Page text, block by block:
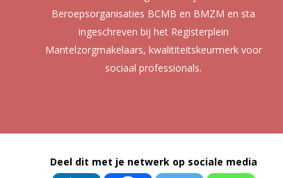
Beroepsorganisaties BCMB en BMZM en sta
ingeschreven bij het Registerplein
Mantelzorgmakelaars, kwalititeitskeurmerk voor
sociaal professionals.
Deel dit met je netwerk op sociale media